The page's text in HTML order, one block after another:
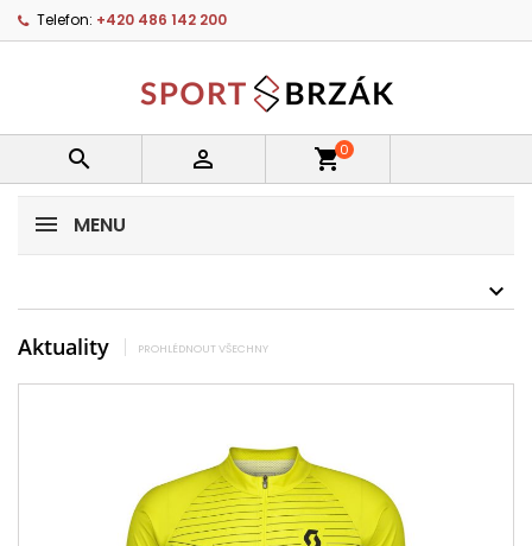
Telefon: +420 486 142 200
  shopping_cart0
MENU
Aktuality PROHLÉDNOUT VŠECHNY